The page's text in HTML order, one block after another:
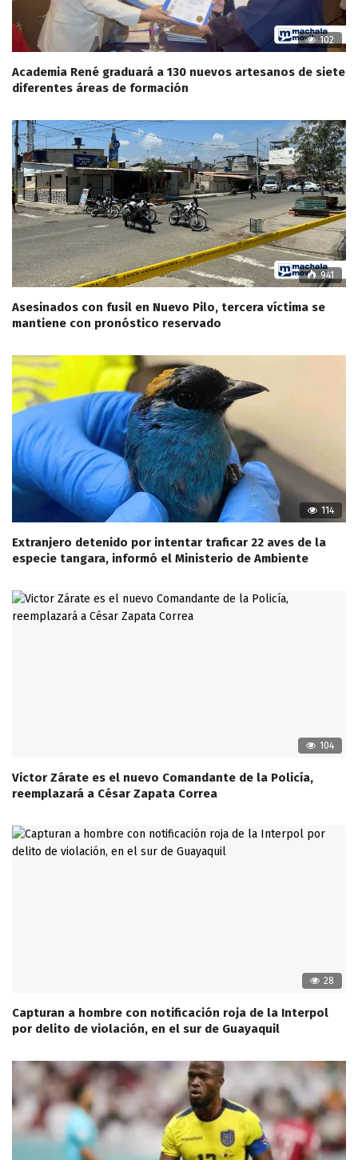
102
Academia René graduará a 130 nuevos artesanos de siete
diferentes áreas de formación
941
Asesinados con fusil en Nuevo Pilo, tercera víctima se
mantiene con pronóstico reservado
114
Extranjero detenido por intentar traficar 22 aves de la
especie tangara, informó el Ministerio de Ambiente
104
Victor Zárate es el nuevo Comandante de la Policía,
reemplazará a César Zapata Correa
28
Capturan a hombre con notificación roja de la Interpol
por delito de violación, en el sur de Guayaquil